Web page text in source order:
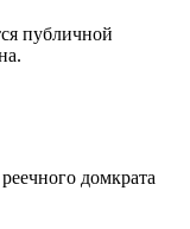
публичной
домкрата